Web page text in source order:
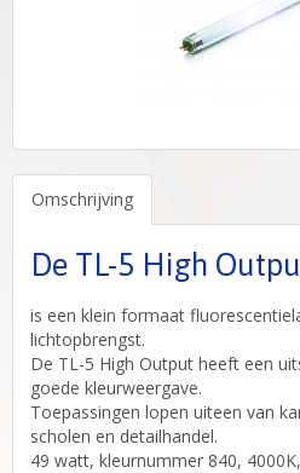
Omschrijving
De TL-5 High
is een klein formaat
lichtopbrengst.
De TL-5 High Output heeft een
goede kleurweergave.
Toepassingen lopen uiteen van
scholen en detailhandel.
49 watt, kleurnummer 840,